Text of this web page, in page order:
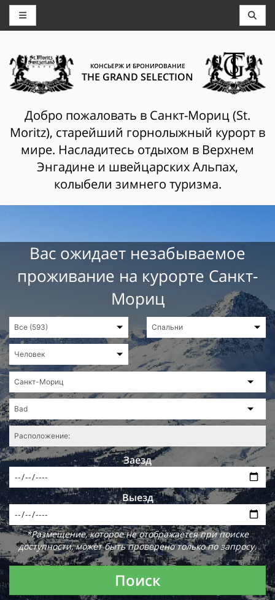
КОНСЬЕРЖ И БРОНИРОВАНИЕ
THE GRAND SELECTION
Добро пожаловать в Санкт-Мориц (St.
Moritz), старейший горнолыжный курорт в
мире. Насладитесь отдыхом в Верхнем
Энгадине и швейцарских Альпах,
колыбели зимнего туризма.
Вас ожидает незабываемое
проживание на курорте Санкт-
Мориц
Заезд
Выезд
*Размещение, которое не отображается при поиске
доступности, может быть проверено только по запросу.
Поиск